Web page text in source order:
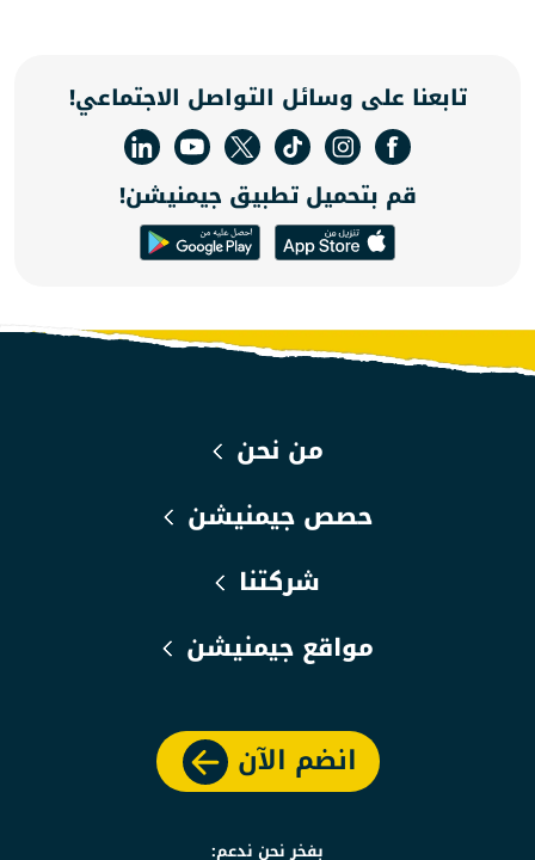
تابعنا على وسائل التواصل الاجتماعي!
قم بتحميل تطبيق جيمنيشن!
من نحن
حصص جيمنيشن
شركتنا
مواقع جيمنيشن
انضم الآن
بفخر نحن ندعم: